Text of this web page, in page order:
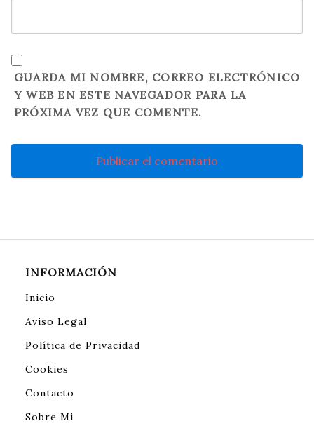
GUARDA MI NOMBRE, CORREO ELECTRÓNICO
Y WEB EN ESTE NAVEGADOR PARA LA
PRÓXIMA VEZ QUE COMENTE.
INFORMACIÓN
Inicio
Aviso Legal
Política de Privacidad
Cookies
Contacto
Sobre Mi